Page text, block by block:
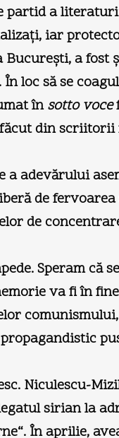
partid a
iar
a fost
loc să se
însotto voce
din
a adevărului
de
de
Speram că
va fi în
Niculescu-
sirian la
În aprilie,